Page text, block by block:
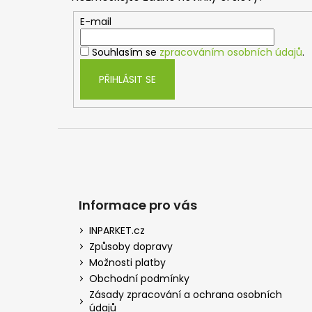
E-mail
Souhlasím se zpracováním osobních údajů.
PŘIHLÁSIT SE
Informace pro vás
INPARKET.cz
Způsoby dopravy
Možnosti platby
Obchodní podmínky
Zásady zpracování a ochrana osobních
údajů